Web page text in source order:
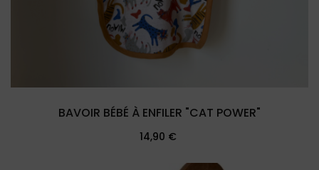
BAVOIR BÉBÉ À ENFILER "CAT POWER"
Prix
14,90 €